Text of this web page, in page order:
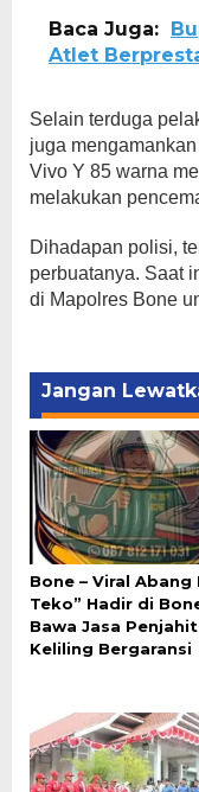
Baca Juga:
Atlet
Selain terduga
juga
Vivo Y 85 warna
melakukan
Dihadapan polisi,
perbuatanya. Saat
di Mapolres Bone
Jangan
Bone – Viral Abang
Teko” Hadir di
Bawa Jasa Penjahit
Keliling Bergaransi